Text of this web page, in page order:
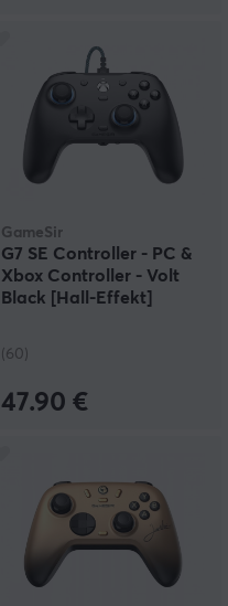
GameSir
G7 SE Controller - PC &
Xbox Controller - Volt
Black [Hall-Effekt]
(60)
47.90 €